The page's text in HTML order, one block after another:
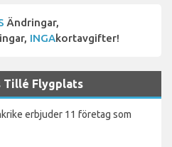
Ändringar,
INGAkortavgifter!
Tillé Flygplats
erbjuder 11 företag som